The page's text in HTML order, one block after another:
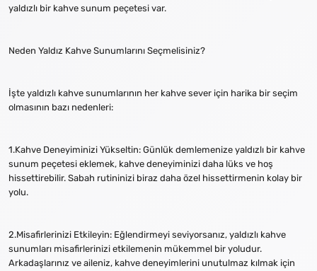
yaldızlı bir kahve sunum peçetesi var.
Neden Yaldız Kahve Sunumlarını Seçmelisiniz?
İşte yaldızlı kahve sunumlarının her kahve sever için harika bir seçim
olmasının bazı nedenleri:
1.Kahve Deneyiminizi Yükseltin: Günlük demlemenize yaldızlı bir kahve
sunum peçetesi eklemek, kahve deneyiminizi daha lüks ve hoş
hissettirebilir. Sabah rutininizi biraz daha özel hissettirmenin kolay bir
yolu.
2.Misafirlerinizi Etkileyin: Eğlendirmeyi seviyorsanız, yaldızlı kahve
sunumları misafirlerinizi etkilemenin mükemmel bir yoludur.
Arkadaşlarınız ve aileniz, kahve deneyimlerini unutulmaz kılmak için